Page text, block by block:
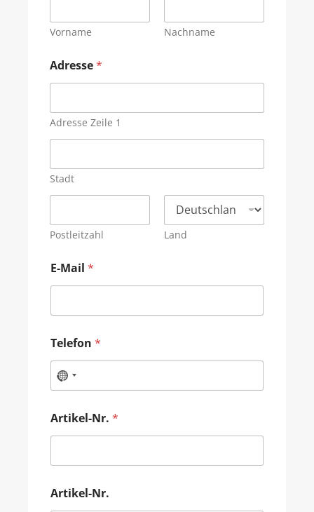
Vorname Nachname
Adresse*
Adresse Zeile 1
Stadt
Postleitzahl Land
E-Mail *
Telefon *
Artikel-Nr. *
Artikel-Nr.